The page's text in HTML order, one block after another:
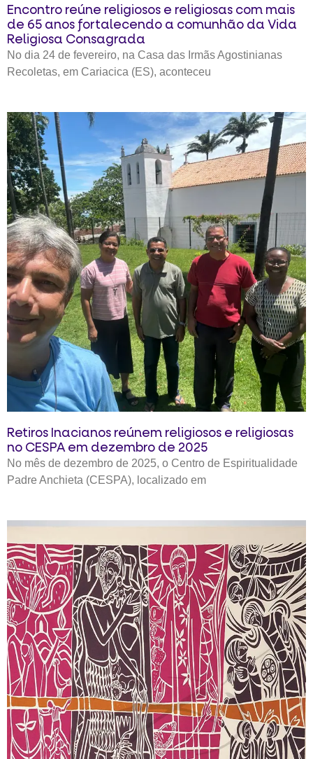
Encontro reúne religiosos e religiosas com mais
de 65 anos fortalecendo a comunhão da Vida
Religiosa Consagrada
No dia 24 de fevereiro, na Casa das Irmãs Agostinianas
Recoletas, em Cariacica (ES), aconteceu
Retiros Inacianos reúnem religiosos e religiosas
no CESPA em dezembro de 2025
No mês de dezembro de 2025, o Centro de Espiritualidade
Padre Anchieta (CESPA), localizado em